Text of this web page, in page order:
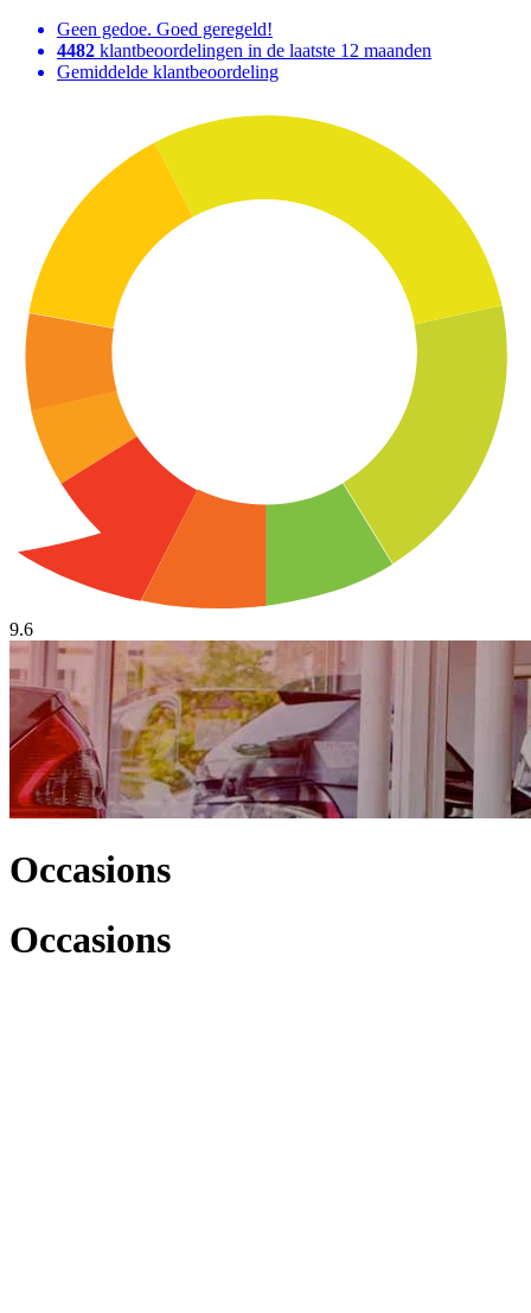
Geen gedoe. Goed geregeld!
4482 klantbeoordelingen in de laatste 12 maanden
Gemiddelde klantbeoordeling
9.6
Occasions
Occasions